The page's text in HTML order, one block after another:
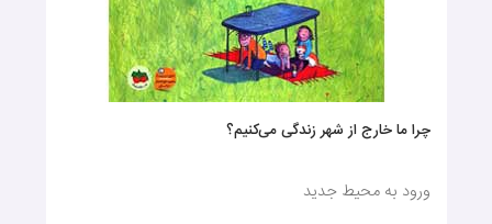
چرا ما خارج از شهر زندگی می‌کنیم؟
ورود به محیط جدید